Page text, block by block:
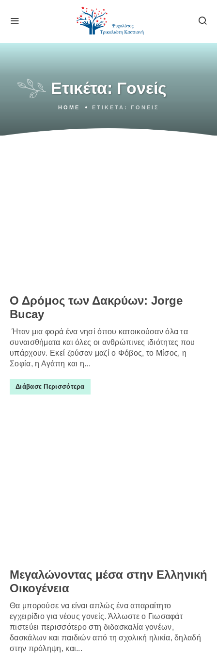
Ετικέτα: Γονείς
HOME ΕΤΙΚΈΤΑ: ΓΟΝΕΊΣ
Ο Δρόμος των Δακρύων: Jorge
Bucay
Ήταν μια φορά ένα νησί όπου κατοικούσαν όλα τα
συναισθήματα και όλες οι ανθρώπινες ιδιότητες που
υπάρχουν. Εκεί ζούσαν μαζί ο Φόβος, το Μίσος, η
Σοφία, η Αγάπη και η...
Διάβασε Περισσότερα
Μεγαλώνοντας μέσα στην Ελληνική
Οικογένεια
Θα μπορούσε να είναι απλώς ένα απαραίτητο
εγχειρίδιο για νέους γονείς. Άλλωστε ο Γιωσαφάτ
πιστεύει περισσότερο στη διδασκαλία γονέων,
δασκάλων και παιδιών από τη σχολική ηλικία, δηλαδή
στην πρόληψη, και...